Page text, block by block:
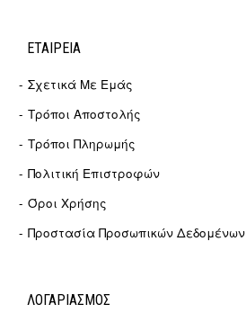
ΕΤΑΙΡΕΊΑ
Σχετικά Με Εμάς
Τρόποι Αποστολής
Τρόποι Πληρωμής
Πολιτική Επιστροφών
Όροι Χρήσης
Προστασία Προσωπικών Δεδομένων
ΛΟΓΑΡΙΑΣΜΟΣ